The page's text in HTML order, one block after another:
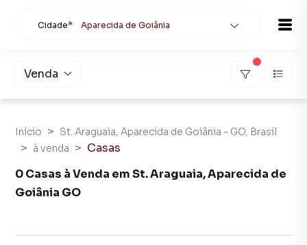
Cidade* Aparecida de Goiânia
Venda
Início
St. Araguaia, Aparecida de Goiânia - GO, Brasil
à venda
Casas
0 Casas à Venda em St. Araguaia, Aparecida de
Goiânia GO